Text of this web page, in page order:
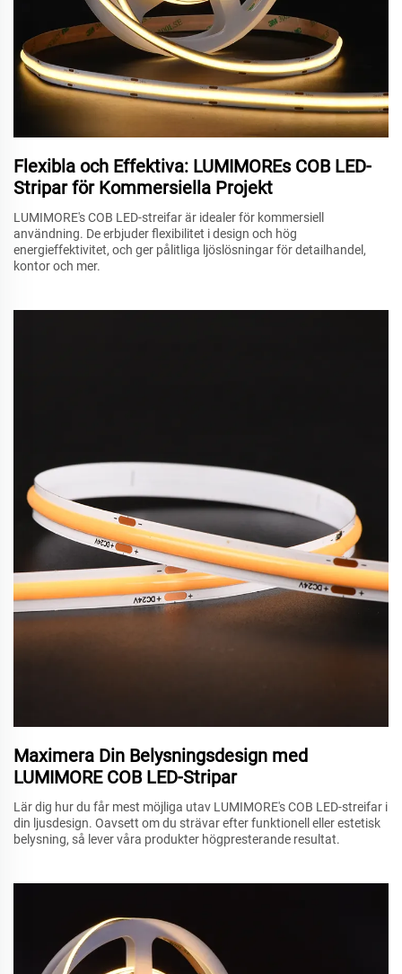
Flexibla och Effektiva: LUMIMOREs COB LED-
Stripar för Kommersiella Projekt
LUMIMORE's COB LED-streifar är idealer för kommersiell
användning. De erbjuder flexibilitet i design och hög
energieffektivitet, och ger pålitliga ljöslösningar för detailhandel,
kontor och mer.
Maximera Din Belysningsdesign med
LUMIMORE COB LED-Stripar
Lär dig hur du får mest möjliga utav LUMIMORE's COB LED-streifar i
din ljusdesign. Oavsett om du strävar efter funktionell eller estetisk
belysning, så lever våra produkter högpresterande resultat.